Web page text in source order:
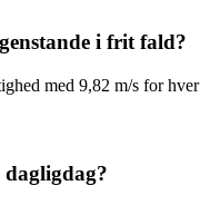
i frit fald?
med 9,82 m/s for
dagligdag?